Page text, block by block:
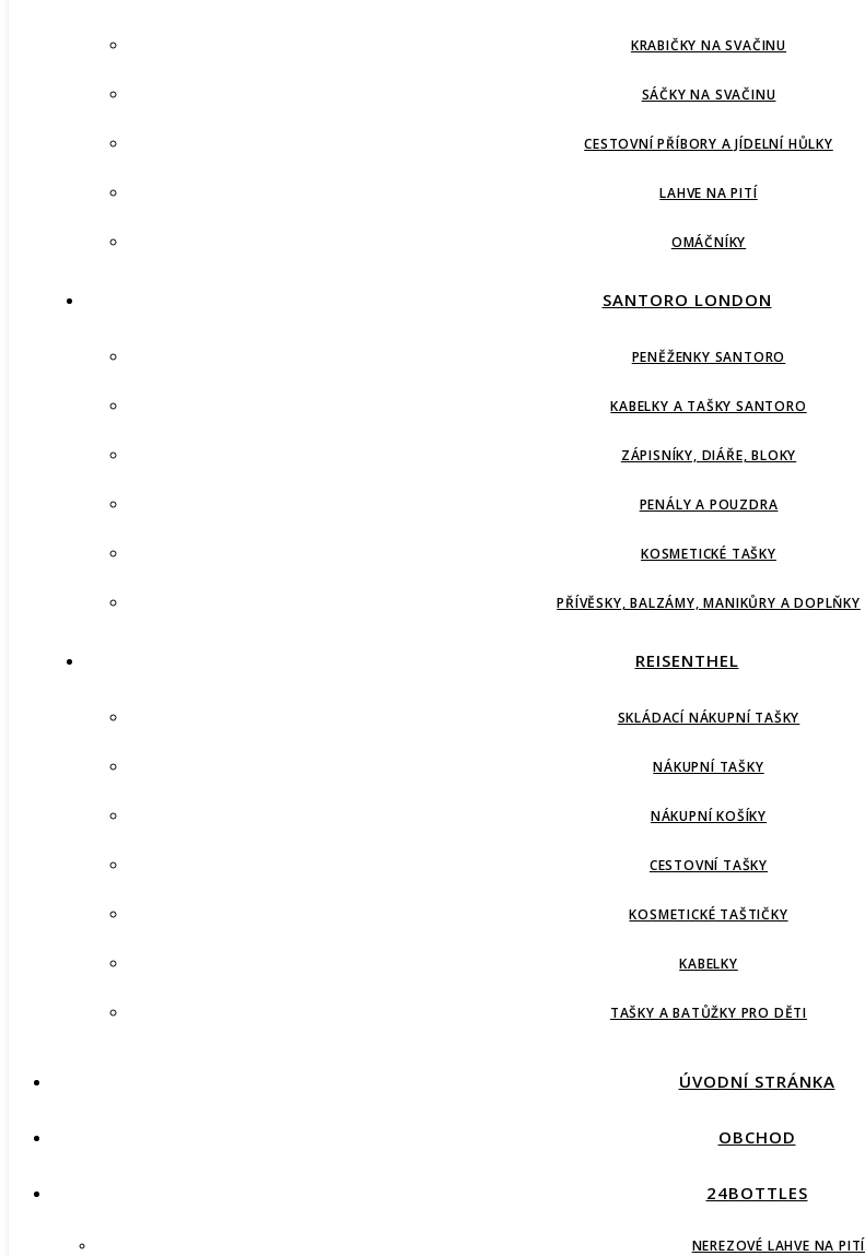
KRABIČKY NA SVAČINU
SÁČKY NA SVAČINU
CESTOVNÍ PŘÍBORY A JÍDELNÍ HŮLKY
LAHVE NA PITÍ
OMÁČNÍKY
SANTORO LONDON
PENĚŽENKY SANTORO
KABELKY A TAŠKY SANTORO
ZÁPISNÍKY, DIÁŘE, BLOKY
PENÁLY A POUZDRA
KOSMETICKÉ TAŠKY
PŘÍVĚSKY, BALZÁMY, MANIKŮRY A DOPLŇKY
REISENTHEL
SKLÁDACÍ NÁKUPNÍ TAŠKY
NÁKUPNÍ TAŠKY
NÁKUPNÍ KOŠÍKY
CESTOVNÍ TAŠKY
KOSMETICKÉ TAŠTIČKY
KABELKY
TAŠKY A BATŮŽKY PRO DĚTI
ÚVODNÍ STRÁNKA
OBCHOD
24BOTTLES
NEREZOVÉ LAHVE NA PITÍ